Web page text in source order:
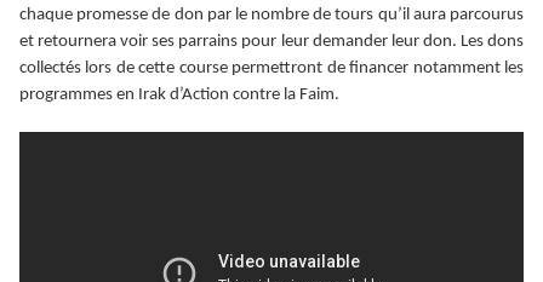
chaque promesse de don par le nombre de tours qu’il aura parcourus
et retournera voir ses parrains pour leur demander leur don. Les dons
collectés lors de cette course permettront de financer notamment les
programmes en Irak d’Action contre la Faim.